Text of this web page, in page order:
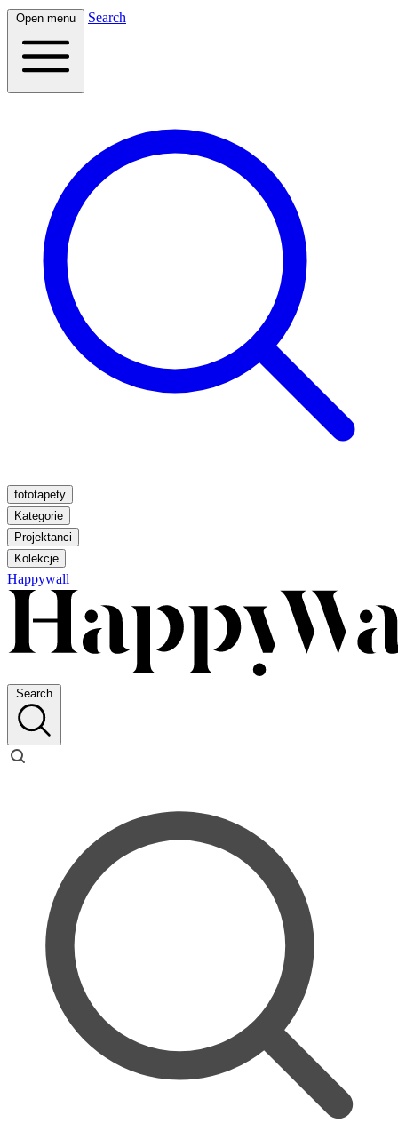
Open menu Search
fototapety
Kategorie
Projektanci
Kolekcje
Happywall
Search